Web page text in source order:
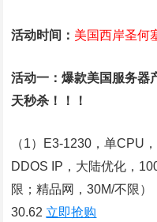
活动时间： 美国西岸圣何
活动一：爆款美国服务器
天秒杀！！！
（1）E3-1230，单CPU
DDOS IP，大陆优化，
限；精品网，30M/不限
30.62 立即抢购